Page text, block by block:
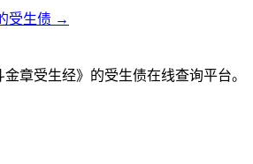
受生债 →
章受生经》的受生债在线查询平台。